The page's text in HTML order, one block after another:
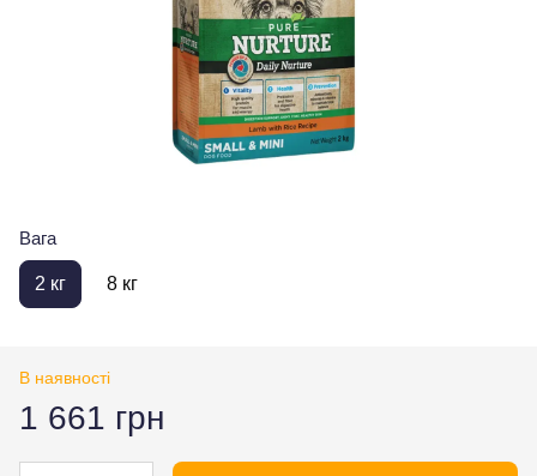
Вага
2 кг 8 кг
В наявності
1 661 грн